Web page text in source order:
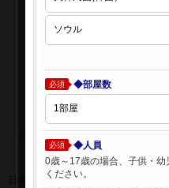
日本旅行 トップ>
必須 ◆部屋数
必須
◆人員
0歳～17歳の場合、子供・
ください。